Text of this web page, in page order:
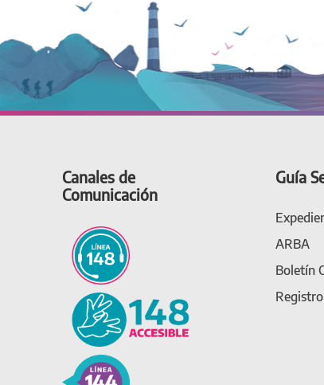
Canales de
Comunicación
Guía
ARBA
Boletín